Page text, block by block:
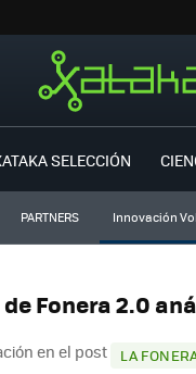
SELECCIÓN
PARTNERS Innovación
Fonera 2.0
en el post LA